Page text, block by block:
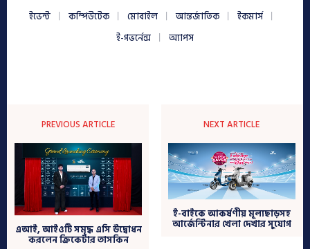
ইভেন্ট কম্পিউটেক মোবাইল আন্তর্জাতিক
ইকমার্স
ই-গভর্নেন্স
অ্যাপস
PREVIOUS ARTICLE
এআই, আইওটি সমৃদ্ধ এসি উদ্বোধন
করলেন ক্রিকেটার তাসকিন
NEXT ARTICLE
ই-বাইকে আকর্ষণীয় মূল্যছাড়সহ
আর্জেন্টিনার খেলা দেখার সুযোগ